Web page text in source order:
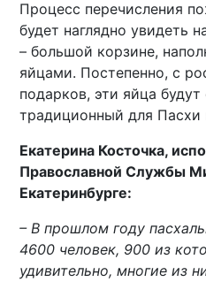
Процесс перечисления
будет наглядно увидеть
– большой корзине,
яйцами. Постепенно, с
подарков, эти яйца
традиционный для Пасхи
Екатерина Косточка,
Православной Службы
Екатеринбурге:
– В прошлом году
4600 человек, 900 из
удивительно, многие из